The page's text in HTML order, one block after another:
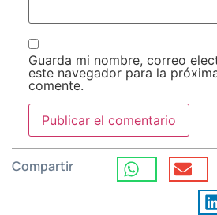
Guarda mi nombre, correo
este navegador para la
comente.
Compartir